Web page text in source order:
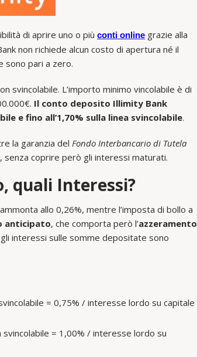
di aprire uno o più conti online grazie alla
non richiede alcun costo di apertura né il
sono pari a zero.
svincolabile. L’importo minimo vincolabile è di
Il conto deposito Illimity Bank
e fino all’1,70% sulla linea svincolabile.
la garanzia del Fondo Interbancario di Tutela
coprire però gli interessi maturati.
quali Interessi?
allo 0,26%, mentre l’imposta di bollo a
anticipato, che comporta però l’azzeramento
interessi sulle somme depositate sono
= 0,75% / interesse lordo su capitale
= 1,00% / interesse lordo su